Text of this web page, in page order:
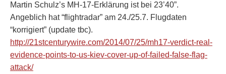
Martin Schulz’s MH-17-Erklärung ist bei 23’40”.
Angeblich hat “flightradar” am 24./25.7. Flugdaten
“korrigiert” (update tbc).
http://21stcenturywire.com/2014/07/25/mh17-verdict-real-
evidence-points-to-us-kiev-cover-up-of-failed-false-flag-
attack/